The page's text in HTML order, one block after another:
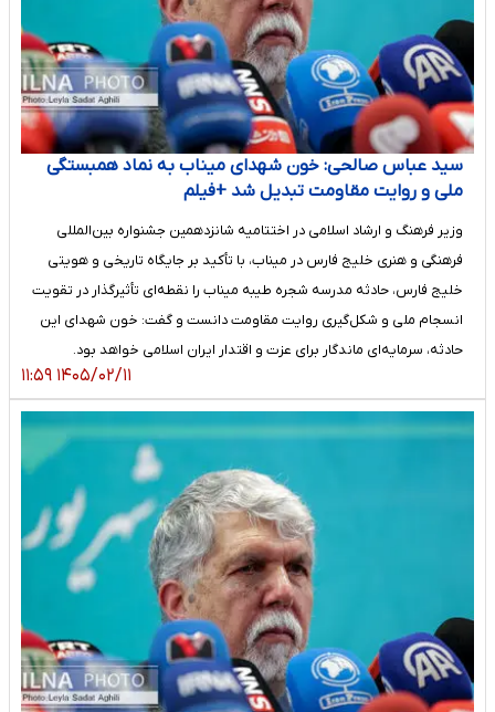
سید عباس صالحی: خون شهدای میناب به نماد همبستگی
ملی و روایت مقاومت تبدیل شد +فیلم
وزیر فرهنگ و ارشاد اسلامی در اختتامیه شانزدهمین جشنواره بین‌المللی
فرهنگی و هنری خلیج فارس در میناب، با تأکید بر جایگاه تاریخی و هویتی
خلیج فارس، حادثه مدرسه شجره طیبه میناب را نقطه‌ای تأثیرگذار در تقویت
انسجام ملی و شکل‌گیری روایت مقاومت دانست و گفت: خون شهدای این
حادثه، سرمایه‌ای ماندگار برای عزت و اقتدار ایران اسلامی خواهد بود.
۱۴۰۵/۰۲/۱۱ ۱۱:۵۹